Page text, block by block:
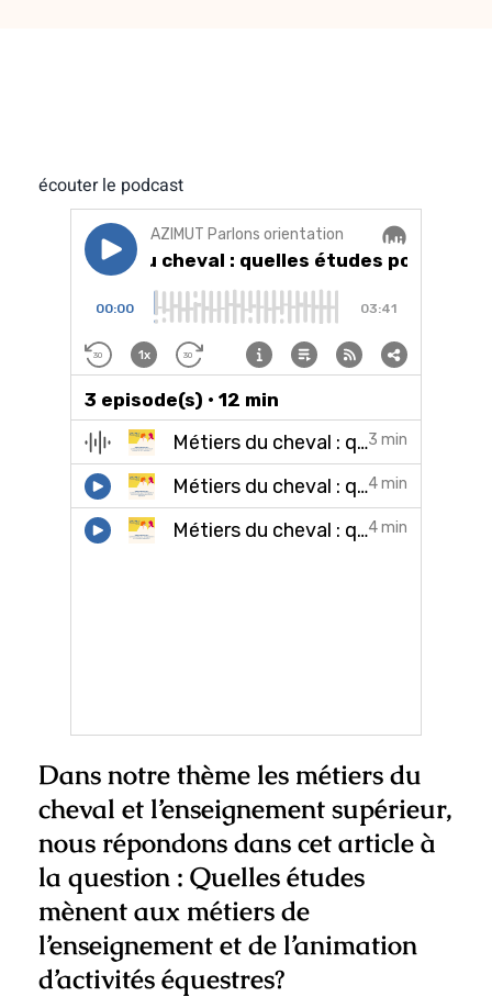
écouter le podcast
Dans notre thème les métiers du
cheval et l’enseignement supérieur,
nous répondons dans cet article à
la question : Quelles études
mènent aux métiers de
l’enseignement et de l’animation
d’activités équestres?